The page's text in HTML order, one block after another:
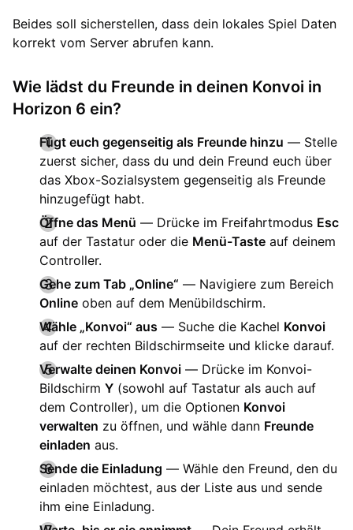
Beides soll sicherstellen, dass dein lokales Spiel Daten
korrekt vom Server abrufen kann.
Wie lädst du Freunde in deinen Konvoi in
Horizon 6 ein?
Fügt euch gegenseitig als Freunde hinzu — Stelle
zuerst sicher, dass du und dein Freund euch über
das Xbox-Sozialsystem gegenseitig als Freunde
hinzugefügt habt.
Öffne das Menü — Drücke im Freifahrtmodus Esc
auf der Tastatur oder die Menü-Taste auf deinem
Controller.
Gehe zum Tab „Online“ — Navigiere zum Bereich
Online oben auf dem Menübildschirm.
Wähle „Konvoi“ aus — Suche die Kachel Konvoi
auf der rechten Bildschirmseite und klicke darauf.
Verwalte deinen Konvoi — Drücke im Konvoi-
Bildschirm Y (sowohl auf Tastatur als auch auf
dem Controller), um die Optionen Konvoi
verwalten zu öffnen, und wähle dann Freunde
einladen aus.
Sende die Einladung — Wähle den Freund, den du
einladen möchtest, aus der Liste aus und sende
ihm eine Einladung.